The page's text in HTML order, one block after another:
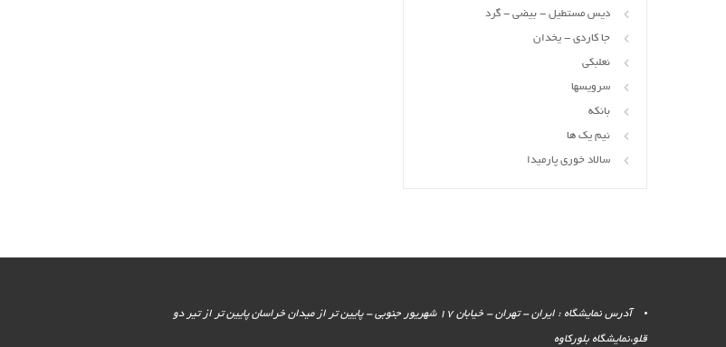
دیس مستطیل - بیضی - گرد
جا کاردی - یخدان
نعلبکی
سرویسها
بانکه
نیم یک ها
سالاد خوری پارمیدا
آدرس نمایشگاه : ایران - تهران - خیابان 17 شهریور جنوبی - پایین تر از میدان خراسان پایین تر از تیر دو
قلو،نمایشگاه بلورکاوه